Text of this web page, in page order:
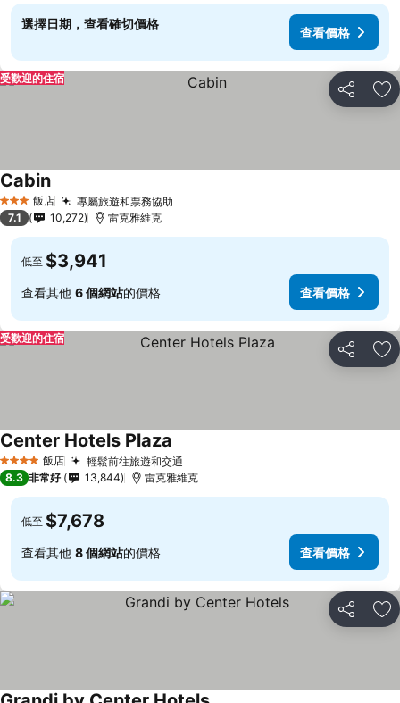
選擇日期，查看確切價格
查看價格
分享 加
受歡迎的住宿
3 星級 飯店 專屬旅遊和票務協助
Cabin
7.1 10,272 雷克雅維克
低至 $3,941
查看其他 6 個網站的價格 查看價格
分享 加
受歡迎的住宿
4 星級 飯店 輕鬆前往旅遊和交通
Center Hotels Plaza
8.3 非常好 13,844 雷克雅維克
低至 $7,678
查看其他 8 個網站的價格 查看價格
分享 加